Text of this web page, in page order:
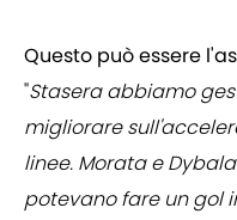
Questo può essere
"Stasera abbiamo
migliorare
linee. Morata e
potevano fare un gol